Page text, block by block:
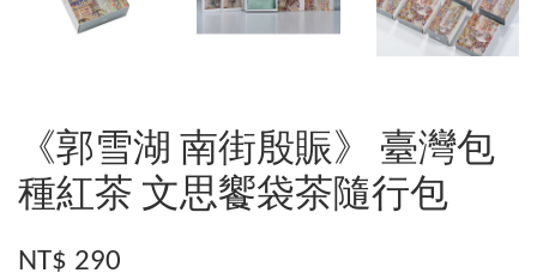
《郭雪湖 南街殷賑》 臺灣包
種紅茶 文思饗袋茶隨行包
NT$ 290